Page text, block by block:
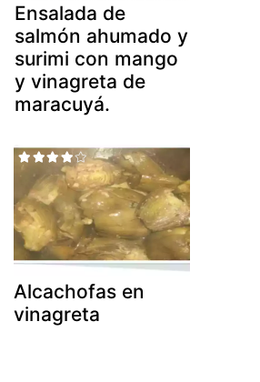
Ensalada de
salmón ahumado y
surimi con mango
y vinagreta de
maracuyá.
Alcachofas en
vinagreta